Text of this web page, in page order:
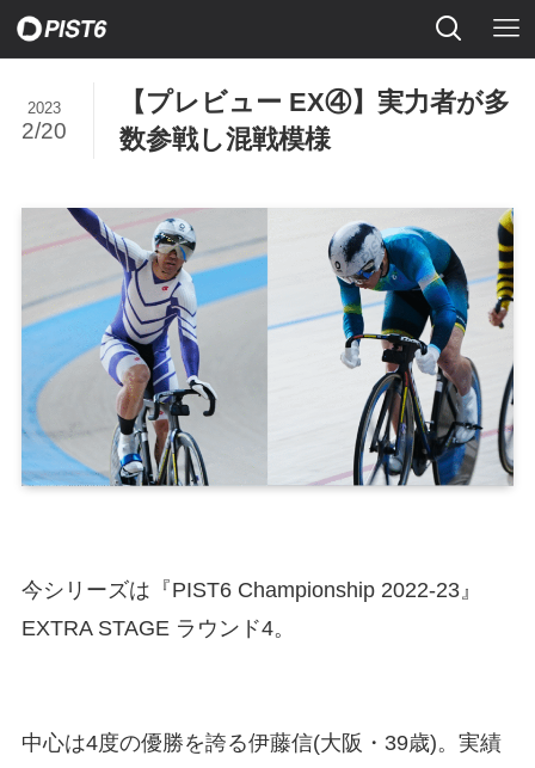
【プレビュー EX④】実力者が多
数参戦し混戦模様
2023
2/20
今シリーズは『PIST6 Championship 2022-23』
EXTRA STAGE ラウンド4。
中心は4度の優勝を誇る伊藤信(大阪・39歳)。実績